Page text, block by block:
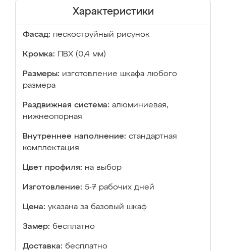
Характеристики
Фасад: пескоструйный рисунок
Кромка: ПВХ (0,4 мм)
Размеры: изготовление шкафа любого
размера
Раздвижная система: алюминиевая,
нижнеопорная
Внутреннее наполнение: стандартная
комплектация
Цвет профиля: на выбор
Изготовление: 5-7 рабочих дней
Цена: указана за базовый шкаф
Замер: бесплатно
Доставка: бесплатно